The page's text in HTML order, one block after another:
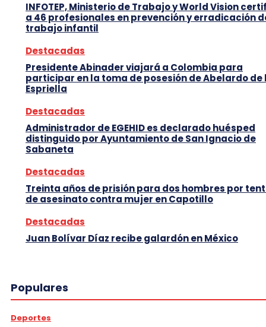
INFOTEP, Ministerio de Trabajo y World Vision
a 46 profesionales en prevención y erradicación
trabajo infantil
Destacadas
Presidente Abinader viajará a Colombia para
participar en la toma de posesión de Abelardo de
Espriella
Destacadas
Administrador de EGEHID es declarado huésped
distinguido por Ayuntamiento de San Ignacio de
Sabaneta
Destacadas
Treinta años de prisión para dos hombres por
de asesinato contra mujer en Capotillo
Destacadas
Juan Bolívar Díaz recibe galardón en México
Populares
Deportes